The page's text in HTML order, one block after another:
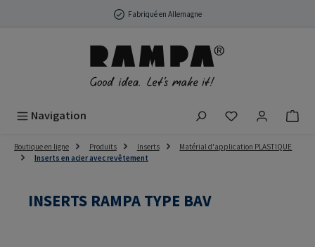
Passer au contenu principalFabriqué en Allemagne
Navigation Vous avez 0
Boutique en ligne Produits Inserts
Matérial d'application PLASTIQUE
Inserts en acier avec revêtement
INSERTS RAMPA TYPE BAV